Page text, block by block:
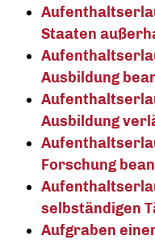
Staaten
Ausbildung
Ausbildung
Forschung
selbständigen
Aufgraben